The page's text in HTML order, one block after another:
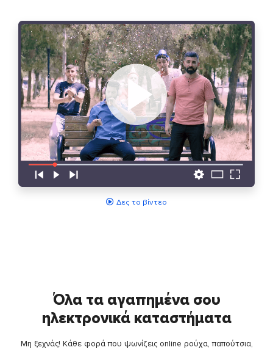
Δες το βίντεο
Όλα τα αγαπημένα σου
ηλεκτρονικά καταστήματα
Μη ξεχνάς! Κάθε φορά που ψωνίζεις online ρούχα, παπούτσια,